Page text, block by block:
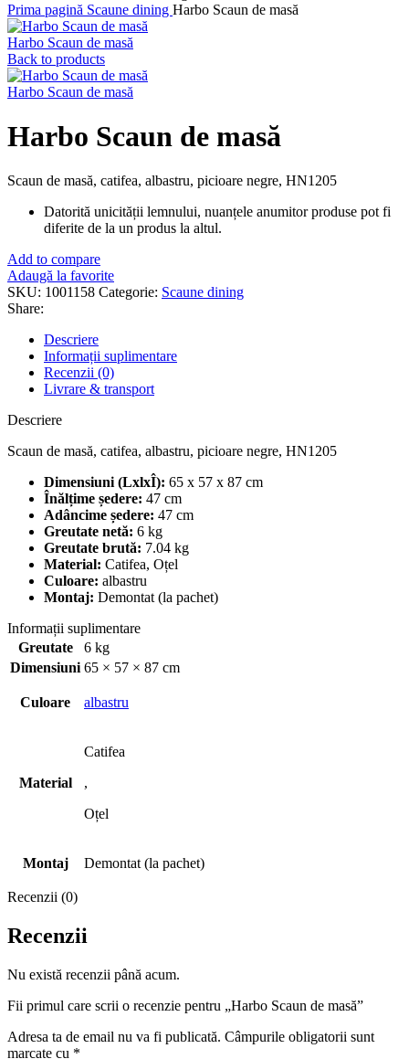
Prima pagină Scaune dining Harbo Scaun de masă
Harbo Scaun de masă
Back to products
Harbo Scaun de masă
Harbo Scaun de masă
Scaun de masă, catifea, albastru, picioare negre, HN1205
Datorită unicității lemnului, nuanțele anumitor produse pot fi
diferite de la un produs la altul.
Add to compare
Adaugă la favorite
SKU: 1001158 Categorie: Scaune dining
Share:
Descriere
Informații suplimentare
Recenzii (0)
Livrare & transport
Descriere
Scaun de masă, catifea, albastru, picioare negre, HN1205
Dimensiuni (LxlxÎ): 65 x 57 x 87 cm
Înălțime ședere: 47 cm
Adâncime ședere: 47 cm
Greutate netă: 6 kg
Greutate brută: 7.04 kg
Material: Catifea, Oțel
Culoare: albastru
Montaj: Demontat (la pachet)
Informații suplimentare
Greutate
6 kg
Dimensiuni 65 × 57 × 87 cm
Culoare albastru
Material
Catifea
,
Oțel
Montaj Demontat (la pachet)
Recenzii (0)
Recenzii
Nu există recenzii până acum.
Fii primul care scrii o recenzie pentru „Harbo Scaun de masă”
Adresa ta de email nu va fi publicată. Câmpurile obligatorii sunt
marcate cu *